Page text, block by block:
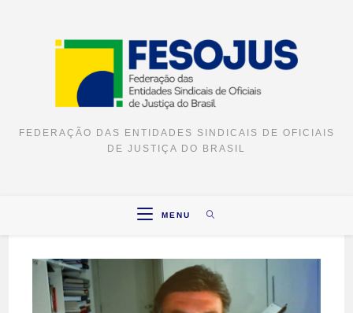
FEDERAÇÃO DAS ENTIDADES SINDICAIS DE OFICIAIS
DE JUSTIÇA DO BRASIL
MENU